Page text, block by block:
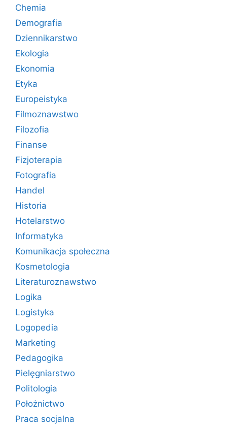
Chemia
Demografia
Dziennikarstwo
Ekologia
Ekonomia
Etyka
Europeistyka
Filmoznawstwo
Filozofia
Finanse
Fizjoterapia
Fotografia
Handel
Historia
Hotelarstwo
Informatyka
Komunikacja społeczna
Kosmetologia
Literaturoznawstwo
Logika
Logistyka
Logopedia
Marketing
Pedagogika
Pielęgniarstwo
Politologia
Położnictwo
Praca socjalna